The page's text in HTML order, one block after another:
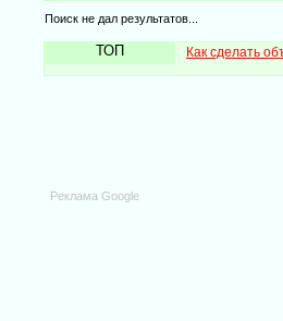
Поиск не дал результатов...
ТОП Как сделать
Реклама Google